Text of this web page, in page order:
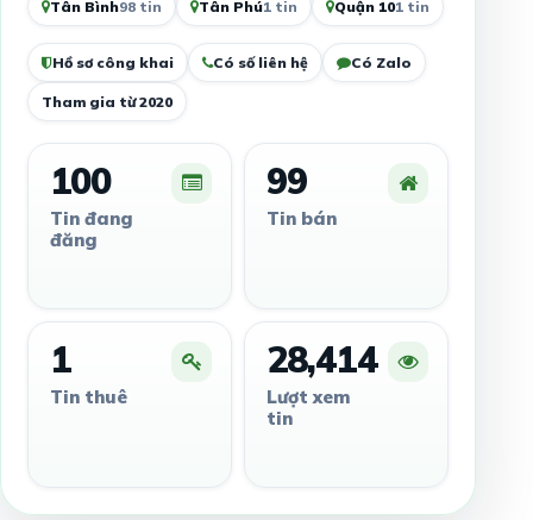
Tân Bình98 tin Tân Phú1 tin Quận 101 tin
Hồ sơ công khai Có số liên hệ Có Zalo
Tham gia từ 2020
100
Tin đang
đăng
99
Tin bán
1
Tin thuê
28,414
Lượt xem
tin